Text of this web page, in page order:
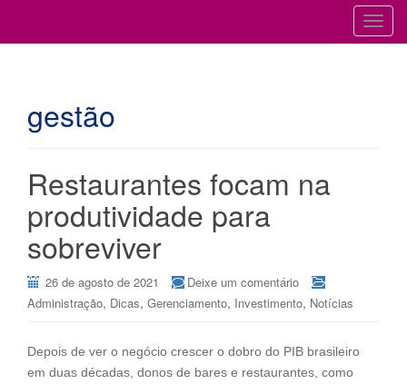
T
o
gestão
Restaurantes focam na
produtividade para
sobreviver
26 de agosto de 2021
Deixe um comentário
Administração, Dicas, Gerenciamento, Investimento, Notícias
Depois de ver o negócio crescer o dobro do PIB brasileiro
em duas décadas, donos de bares e restaurantes, como